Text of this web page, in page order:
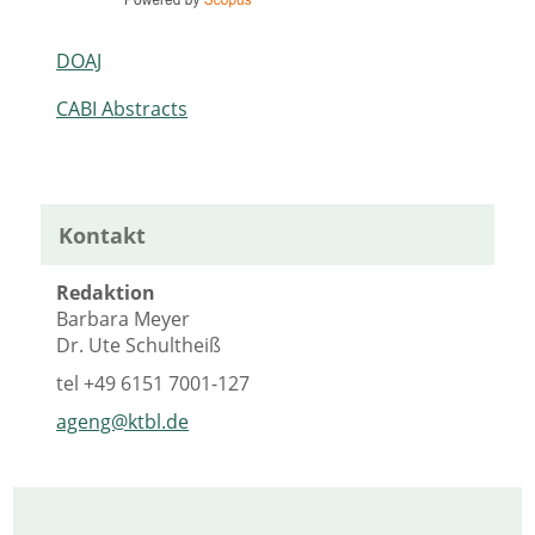
DOAJ
CABI Abstracts
Kontakt
Redaktion
Barbara Meyer
Dr. Ute Schultheiß
tel+49 6151 7001-127
ageng@ktbl.de